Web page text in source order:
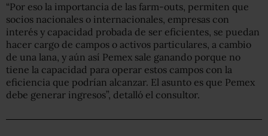
“Por eso la importancia de las farm-outs, permiten que
socios nacionales o internacionales, empresas con
interés y capacidad probada de ser eficientes, se puedan
hacer cargo de campos o activos particulares, a cambio
de una lana, y aún así Pemex sale ganando porque no
tiene la capacidad para operar estos campos con la
eficiencia que podrían alcanzar. El asunto es que Pemex
debe generar ingresos”, detalló el consultor.